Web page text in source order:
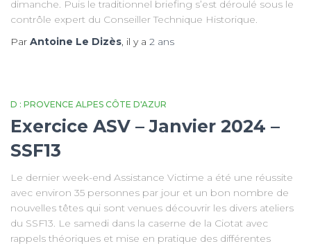
dimanche. Puis le traditionnel briefing s’est déroulé sous le
contrôle expert du Conseiller Technique Historique.
Par Antoine Le Dizès, il y a 2 ans
D : PROVENCE ALPES CÔTE D'AZUR
Exercice ASV – Janvier 2024 –
SSF13
Le dernier week-end Assistance Victime a été une réussite
avec environ 35 personnes par jour et un bon nombre de
nouvelles têtes qui sont venues découvrir les divers ateliers
du SSF13. Le samedi dans la caserne de la Ciotat avec
rappels théoriques et mise en pratique des différentes